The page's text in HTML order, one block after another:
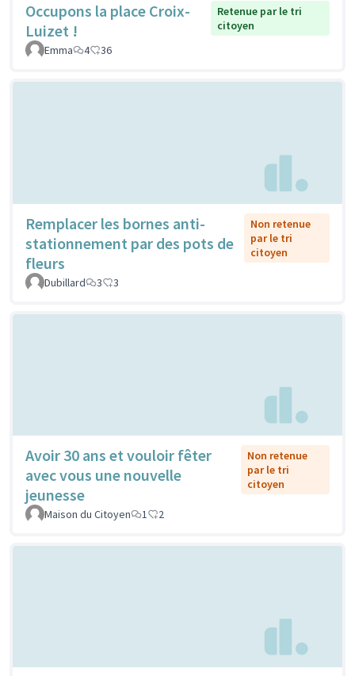
Occupons la place Croix-
Luizet !
Retenue par le tri
citoyen
Emma
4 36
Remplacer les bornes anti-
stationnement par des pots de
fleurs
Non retenue
par le tri
citoyen
Dubillard 3 3
Avoir 30 ans et vouloir fêter
avec vous une nouvelle
jeunesse
Non retenue
par le tri
citoyen
Maison du Citoyen 1 2